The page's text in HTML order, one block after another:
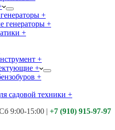
+
генераторы +
+
+
+
+
садовой техники +
д.113
9:00-15:00 | +7 (910) 915-97-97